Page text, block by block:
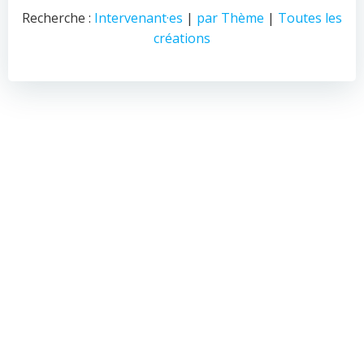
Recherche : Intervenant·es | par Thème | Toutes les
créations